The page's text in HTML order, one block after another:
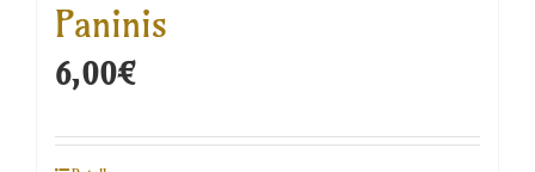
Paninis
6,00€